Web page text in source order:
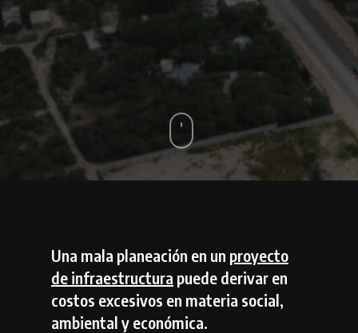
Una mala planeación en un proyecto
de infraestructura puede derivar en
costos excesivos en materia social,
ambiental y económica.